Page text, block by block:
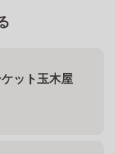
ット玉木屋